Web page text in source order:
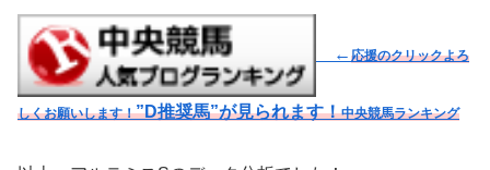
← 応援のクリックよろ
しくお願いします！”D推奨馬”が見られます！中央競馬ランキング